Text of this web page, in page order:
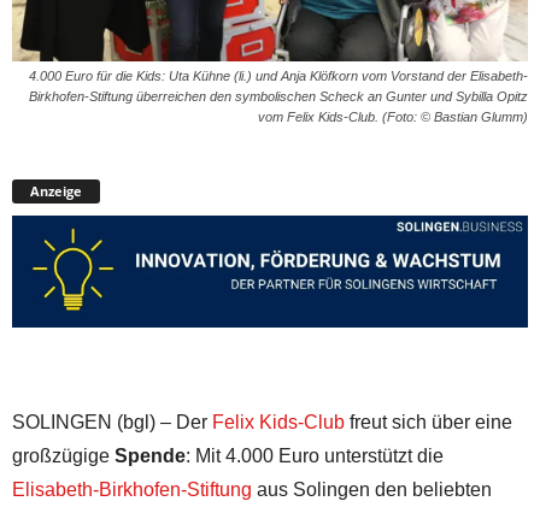
4.000 Euro für die Kids: Uta Kühne (li.) und Anja Klöfkorn vom Vorstand der Elisabeth-
Birkhofen-Stiftung überreichen den symbolischen Scheck an Gunter und Sybilla Opitz
vom Felix Kids-Club. (Foto: © Bastian Glumm)
Anzeige
SOLINGEN (bgl) – Der Felix Kids-Club freut sich über eine
großzügige Spende: Mit 4.000 Euro unterstützt die
Elisabeth-Birkhofen-Stiftung aus Solingen den beliebten